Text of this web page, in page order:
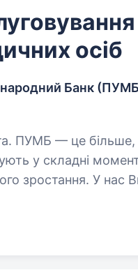
осіб
Банк
у складні
зростання. У нас